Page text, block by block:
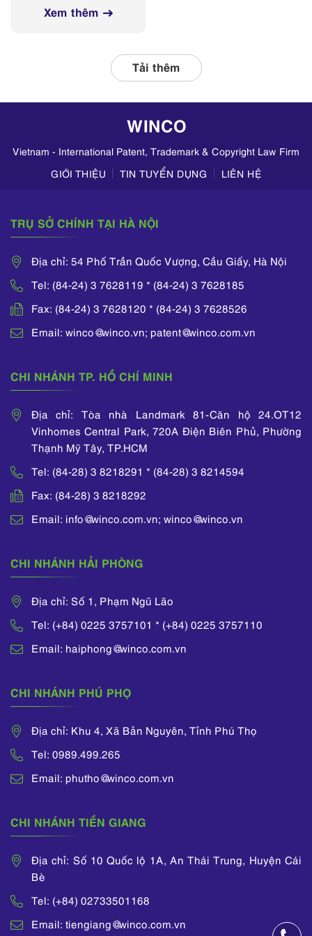
mạng xã hội
tỉnh, thành phố
liên quan, tập
trung kiểm tra
Xem thêm
Tải thêm
WINCO
Vietnam - International Patent, Trademark & Copyright Law Firm
GIỚI THIỆU
TIN TUYỂN DỤNG LIÊN HỆ
TRỤ SỞ CHÍNH TẠI HÀ NỘI
Địa chỉ: 54 Phố Trần Quốc Vượng, Cầu Giấy, Hà Nội
Tel: (84-24) 3 7628119 * (84-24) 3 7628185
Fax: (84-24) 3 7628120 * (84-24) 3 7628526
Email: winco@winco.vn; patent@winco.com.vn
CHI NHÁNH TP. HỒ CHÍ MINH
Địa chỉ: Tòa nhà Landmark 81-Căn hộ 24.OT12
Vinhomes Central Park, 720A Điện Biên Phủ, Phường
Thạnh Mỹ Tây, TP.HCM
Tel: (84-28) 3 8218291 * (84-28) 3 8214594
Fax: (84-28) 3 8218292
Email: info@winco.com.vn; winco@winco.vn
CHI NHÁNH HẢI PHÒNG
Địa chỉ: Số 1, Phạm Ngũ Lão
Tel: (+84) 0225 3757101 * (+84) 0225 3757110
Email: haiphong@winco.com.vn
CHI NHÁNH PHÚ PHỌ
Địa chỉ: Khu 4, Xã Bản Nguyên, Tỉnh Phú Thọ
Tel: 0989.499.265
Email: phutho@winco.com.vn
CHI NHÁNH TIỀN GIANG
Địa chỉ: Số 10 Quốc lộ 1A, An Thái Trung, Huyện Cái
Bè
Tel: (+84) 02733501168
Email: tiengiang@winco.com.vn